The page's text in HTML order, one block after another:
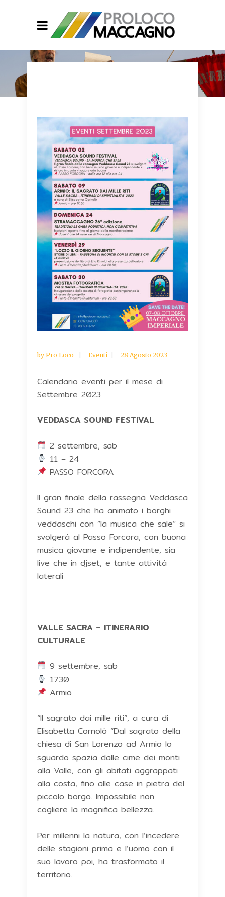
by Pro Loco Eventi 28 Agosto 2023
Calendario eventi per il mese di
Settembre 2023
VEDDASCA SOUND FESTIVAL
2 settembre, sab
11 – 24
PASSO FORCORA
Il gran finale della rassegna Veddasca
Sound 23 che ha animato i borghi
veddaschi con “la musica che sale” si
svolgerà al Passo Forcora, con buona
musica giovane e indipendente, sia
live che in djset, e tante attività
laterali
VALLE SACRA – ITINERARIO
CULTURALE
9 settembre, sab
17.30
Armio
“Il sagrato dai mille riti”, a cura di
Elisabetta Cornolò “Dal sagrato della
chiesa di San Lorenzo ad Armio lo
sguardo spazia dalle cime dei monti
alla Valle, con gli abitati aggrappati
alla costa, fino alle case in pietra del
piccolo borgo. Impossibile non
cogliere la magnifica bellezza.
Per millenni la natura, con l’incedere
delle stagioni prima e l’uomo con il
suo lavoro poi, ha trasformato il
territorio.